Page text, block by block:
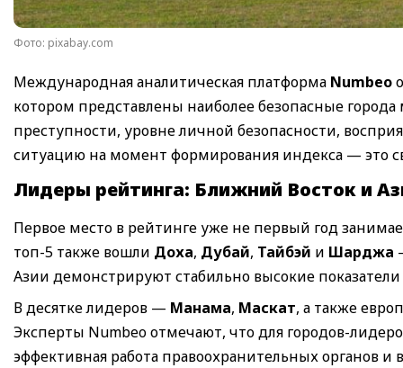
Фото: pixabay.com
Международная аналитическая платформа Numbeo
котором представлены наиболее безопасные
преступности, уровне личной безопасности,
ситуацию на момент формирования индекса — это
Лидеры рейтинга: Ближний Восток и
Первое место в рейтинге уже не первый год
топ-5 также вошли Доха, Дубай, Тайбэй и Шарджа
Азии демонстрируют стабильно высокие показатели
В десятке лидеров — Манама, Маскат, а также
Эксперты Numbeo отмечают, что для городов-
эффективная работа правоохранительных органов